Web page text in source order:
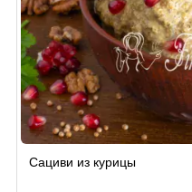
Сациви из курицы